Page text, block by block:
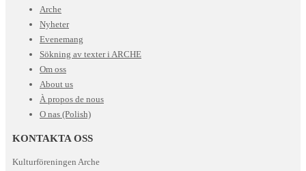
Arche
Nyheter
Evenemang
Sökning av texter i ARCHE
Om oss
About us
À propos de nous
O nas (Polish)
KONTAKTA OSS
Kulturföreningen Arche